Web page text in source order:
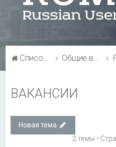
Список форумов Общие вопросы
ВАКАНСИИ
Новая тема
2 темы •